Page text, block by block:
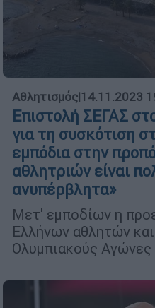
Αθλητισμός|14.11.2023
Επιστολή ΣΕΓΑΣ
για τη συσκότιση
εμπόδια στην
αθλητριών είναι
ανυπέρβλητα»
Μετ' εμποδίων η
Ελλήνων αθλητών
Ολυμπιακούς Αγώνες